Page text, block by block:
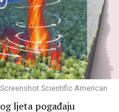
mediteranskog
je da je jedan od
da je Sredozemlje
toplina ne može
invazivne
Screenshot Scientific American
ljeta pogađaju